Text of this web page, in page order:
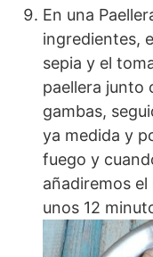
En una
ingredientes,
sepia y el
paellera junto
gambas,
ya medida y
fuego y
añadiremos
unos 12